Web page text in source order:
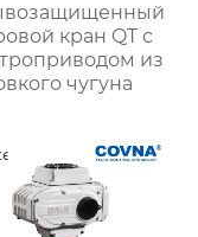
кран QT с
из
чугуна